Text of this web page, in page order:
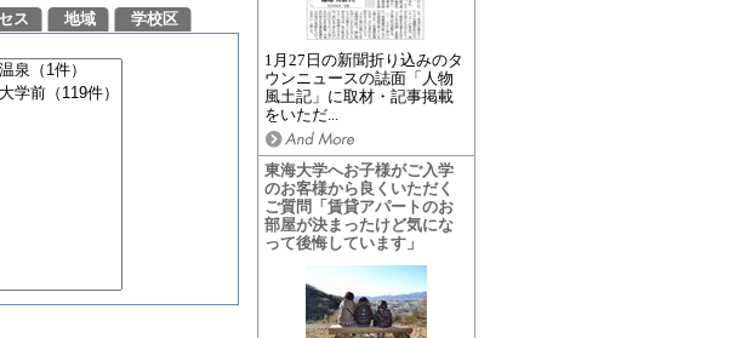
1月27日の新聞折り込みのタ
ウンニュースの誌面「人物
風土記」に取材・記事掲載
をいただ...
東海大学へお子様がご入学
のお客様から良くいただく
ご質問「賃貸アパートのお
部屋が決まったけど気にな
って後悔しています」
ス 地域 学校区